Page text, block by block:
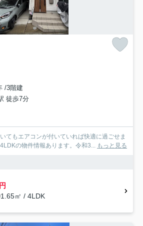
/3階建
徒歩7分
てもエアコンが付いていれば快適に過ごせま
の物件情報あります。令和3... もっと見る
㎡ / 4LDK